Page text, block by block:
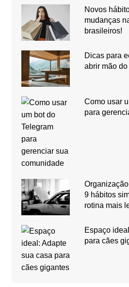
Novos
mudanças
brasileiros!
Dicas para
abrir mão
Como usar
para
9 hábitos
rotina mais
Espaço
para cães